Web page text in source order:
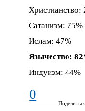
Христианство:
Сатанизм: 75%
Ислам: 47%
Язычество:
Индуизм: 44%
0